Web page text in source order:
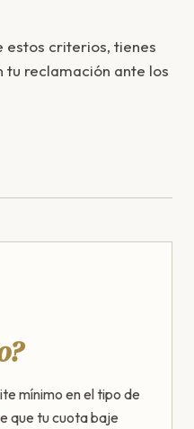
estos criterios, tienes
tu reclamación ante los
mínimo en el tipo de
que tu cuota baje